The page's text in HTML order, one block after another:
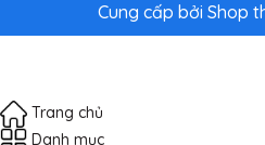
Cung cấp bởi Shop
Trang chủ
Danh mục